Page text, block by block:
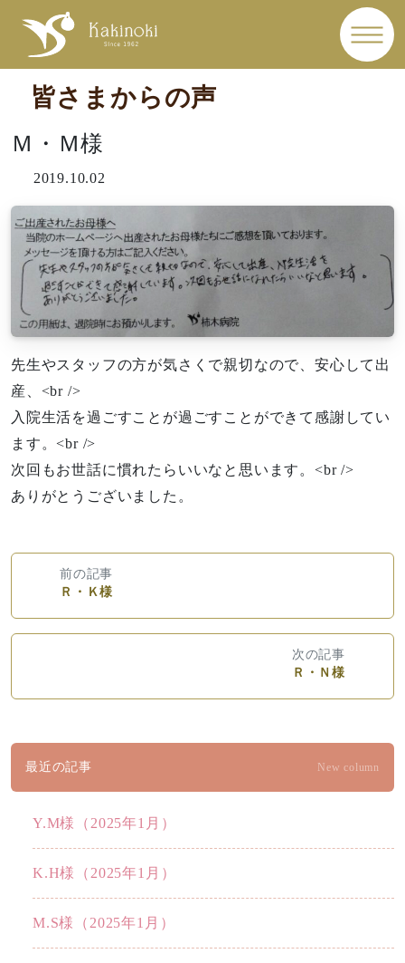
皆さまからの声
Ｍ・Ｍ様
2019.10.02
先生やスタッフの方が気さくで親切なので、安心して出
産、<br />
入院生活を過ごすことが過ごすことができて感謝してい
ます。<br />
次回もお世話に慣れたらいいなと思います。<br />
ありがとうございました。
前の記事
Ｒ・Ｋ様
次の記事
Ｒ・Ｎ様
最近の記事 New column
Y.M様（2025年1月）
K.H様（2025年1月）
M.S様（2025年1月）